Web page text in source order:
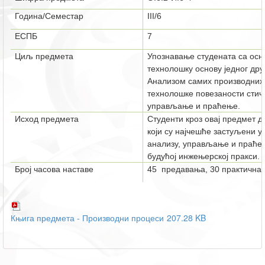
Година/Семестар
III/6
ЕСПБ 7
Циљ предмета
Упознавање студената са
технолошку основу једног
Анализом самих
технолошке повезаности
управљање и праћење.
Исход предмета
Студенти кроз овај предмет
који су најчешће застуљени
анализу, управљање и
будућој инжењерској пракси.
Број часова наставе
45 предавања, 30 практична
Књига предмета - Производни процеси 207.28 KB